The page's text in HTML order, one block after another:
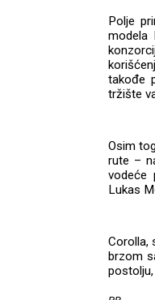
Polje
modela
takođe
tržište
Osim
rute –
vodeće
Lukas
Corolla,
brzom